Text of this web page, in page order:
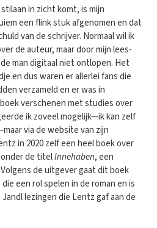
in zicht komt, is mijn
een flink stuk afgenomen en dat
van de schrijver. Normaal wil ik
de auteur, maar door mijn lees-
man digitaal niet ontlopen. Het
en dus waren er allerlei fans die
verzameld en er was in
verschenen met studies over
ik zoveel mogelijk—ik kan zelf
via de website van zijn
in 2020 zelf een heel boek over
de titelInnehaben, een
de uitgever gaat dit boek
een rol spelen in de roman en is
lezingen die Lentz gaf aan de